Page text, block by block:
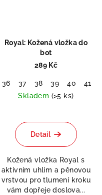
Royal: Kožená vložka do
bot
289 Kč
36 37 38 39 40 41
Skladem (>5 ks)
Detail
Kožená vložka Royal s
aktivním uhlím a pěnovou
vrstvou pro tlumení kroku
vám dopřeje doslova...